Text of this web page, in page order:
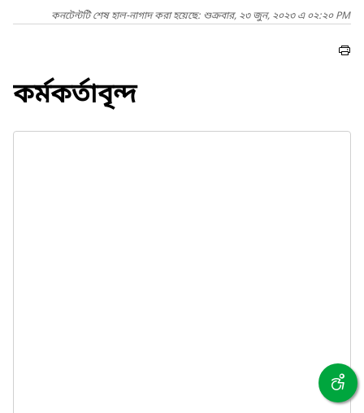
কনটেন্টটি শেষ হাল-নাগাদ করা হয়েছে: শুক্রবার, ২৩ জুন, ২০২৩ এ ০২:২০ PM
কর্মকর্তাবৃন্দ